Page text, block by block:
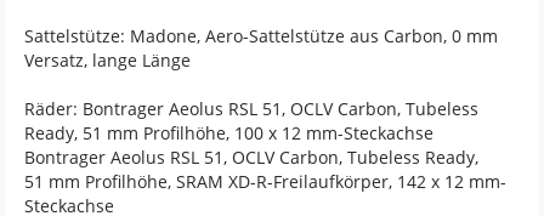
Sattelstütze: Madone, Aero-Sattelstütze aus Carbon, 0 mm
Versatz, lange Länge
Räder: Bontrager Aeolus RSL 51, OCLV Carbon, Tubeless
Ready, 51 mm Profilhöhe, 100 x 12 mm-Steckachse
Bontrager Aeolus RSL 51, OCLV Carbon, Tubeless Ready,
51 mm Profilhöhe, SRAM XD-R-Freilaufkörper, 142 x 12 mm-
Steckachse